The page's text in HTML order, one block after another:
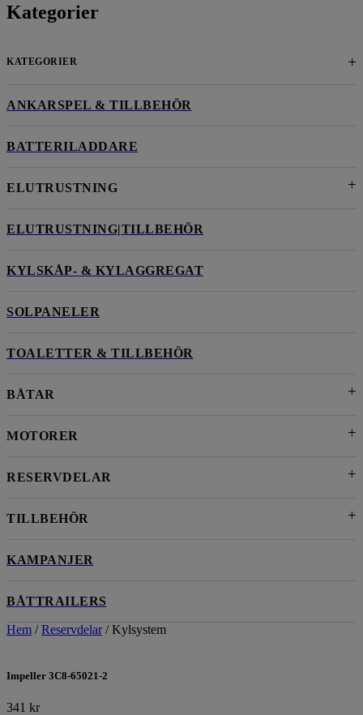
Kategorier
KATEGORIER +
ANKARSPEL & TILLBEHÖR
BATTERILADDARE
ELUTRUSTNING
ELUTRUSTNING|TILLBEHÖR
KYLSKÅP- & KYLAGGREGAT
SOLPANELER
TOALETTER & TILLBEHÖR
BÅTAR
MOTORER
RESERVDELAR
TILLBEHÖR
KAMPANJER
BÅTTRAILERS
Hem /Reservdelar / Kylsystem
Impeller 3C8-65021-2
341 kr